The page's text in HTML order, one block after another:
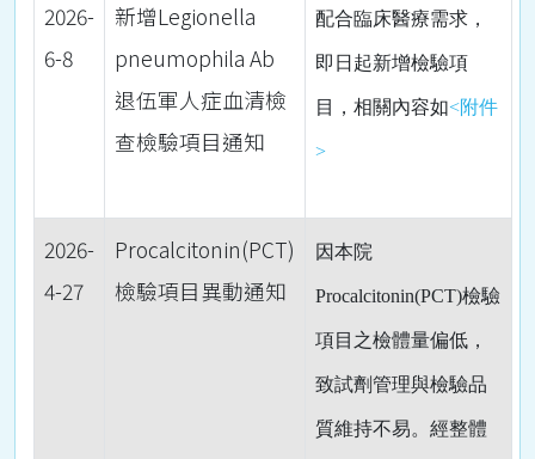
2026-
6-8
新增Legionella
pneumophila Ab
退伍軍人症血清檢
查檢驗項目通知
配合臨床醫療需求，
即日起新增檢驗項
目，相關內容如<附件
>
2026-
4-27
Procalcitonin(PCT)
檢驗項目異動通知
因本院
Procalcitonin(PCT)檢驗
項目之檢體量偏低，
致試劑管理與檢驗品
質維持不易。經整體